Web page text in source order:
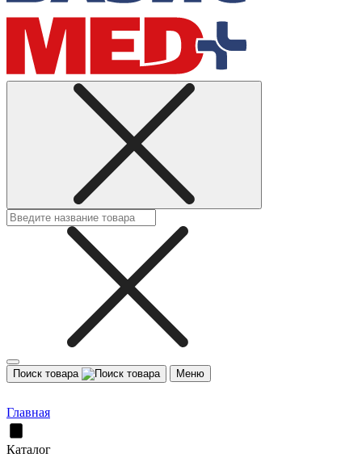
Поиск товара Меню
Главная
Каталог